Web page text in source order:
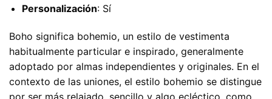
Personalización: Sí
Boho significa bohemio, un estilo de vestimenta
habitualmente particular e inspirado, generalmente
adoptado por almas independientes y originales. En el
contexto de las uniones, el estilo bohemio se distingue
por ser más relajado, sencillo y algo ecléctico, como